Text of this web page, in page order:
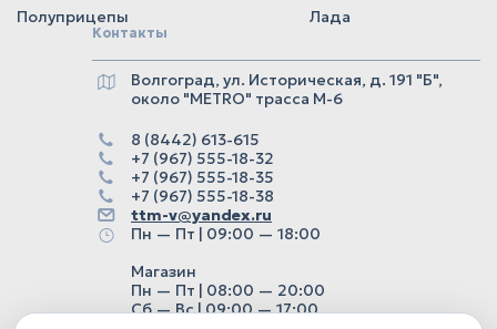
Полуприцепы
Лада
Контакты
Волгоград, ул. Историческая, д. 191 "Б",
около "METRO" трасса М-6
8 (8442) 613-615
+7 (967) 555-18-32
+7 (967) 555-18-35
+7 (967) 555-18-38
ttm-v@yandex.ru
Пн — Пт | 09:00 — 18:00
Магазин
Пн — Пт | 08:00 — 20:00
Сб — Вс | 09:00 — 17:00